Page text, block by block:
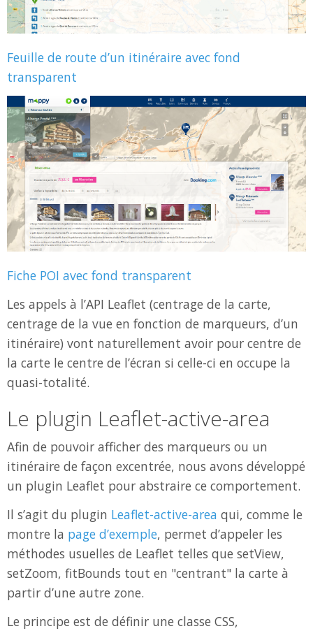
Feuille de route d’un itinéraire avec fond
transparent
Fiche POI avec fond transparent
Les appels à l’API Leaflet (centrage de la carte,
centrage de la vue en fonction de marqueurs, d’un
itinéraire) vont naturellement avoir pour centre de
la carte le centre de l’écran si celle-ci en occupe la
quasi-totalité.
Le plugin Leaflet-active-area
Afin de pouvoir afficher des marqueurs ou un
itinéraire de façon excentrée, nous avons développé
un plugin Leaflet pour abstraire ce comportement.
Il s’agit du plugin Leaflet-active-area qui, comme le
montre la page d’exemple, permet d’appeler les
méthodes usuelles de Leaflet telles que setView,
setZoom, fitBounds tout en "centrant" la carte à
partir d’une autre zone.
Le principe est de définir une classe CSS,